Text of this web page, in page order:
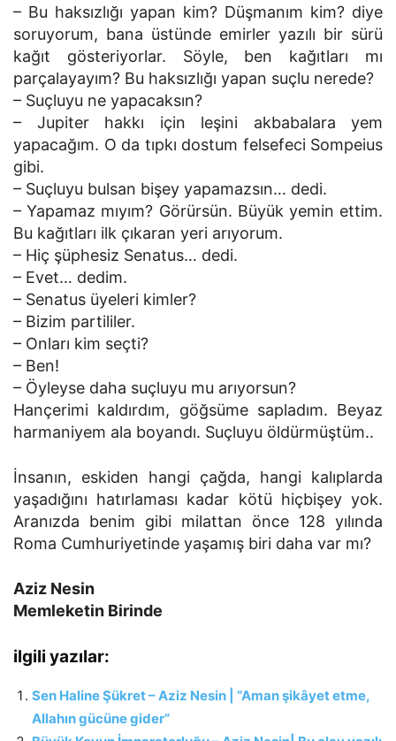
– Bu haksızlığı yapan kim? Düşmanım kim? diye
soruyorum, bana üstünde emirler yazılı bir sürü
kağıt gösteriyorlar. Söyle, ben kağıtları mı
parçalayayım? Bu haksızlığı yapan suçlu nerede?
– Suçluyu ne yapacaksın?
– Jupiter hakkı için leşini akbabalara yem
yapacağım. O da tıpkı dostum felsefeci Sompeius
gibi.
– Suçluyu bulsan bişey yapamazsın… dedi.
– Yapamaz mıyım? Görürsün. Büyük yemin ettim.
Bu kağıtları ilk çıkaran yeri arıyorum.
– Hiç şüphesiz Senatus… dedi.
– Evet… dedim.
– Senatus üyeleri kimler?
– Bizim partililer.
– Onları kim seçti?
– Ben!
– Öyleyse daha suçluyu mu arıyorsun?
Hançerimi kaldırdım, göğsüme sapladım. Beyaz
harmaniyem ala boyandı. Suçluyu öldürmüştüm..
İnsanın, eskiden hangi çağda, hangi kalıplarda
yaşadığını hatırlaması kadar kötü hiçbişey yok.
Aranızda benim gibi milattan önce 128 yılında
Roma Cumhuriyetinde yaşamış biri daha var mı?
Aziz Nesin
Memleketin Birinde
ilgili yazılar:
Sen Haline Şükret – Aziz Nesin | “Aman şikâyet etme,
Allahın gücüne gider”